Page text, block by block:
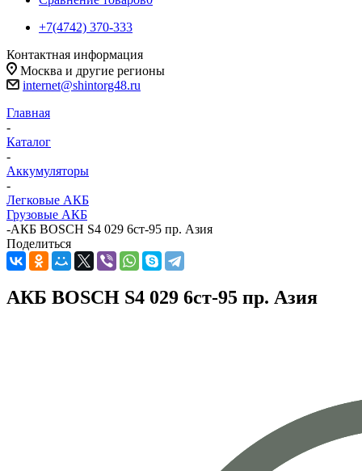
+7(4742) 370-333
Контактная информация
Москва и другие регионы
internet@shintorg48.ru
Главная
-
Каталог
-
Аккумуляторы
-
Легковые АКБ
Грузовые АКБ
-АКБ BOSCH S4 029 6ст-95 пр. Азия
Поделиться
АКБ BOSCH S4 029 6ст-95 пр. Азия